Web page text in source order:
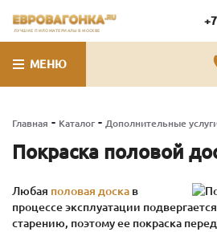
ЛУЧШИЕ ПИЛОМАТЕРИАЛЫ В МОСКВЕ
МЕНЮ
Главная - Каталог - Дополнительные
Покраска половой
Любая половая доска в
процессе эксплуатации
старению, поэтому ее покраска